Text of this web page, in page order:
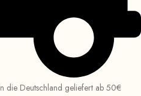
die Deutschland geliefert ab 50€